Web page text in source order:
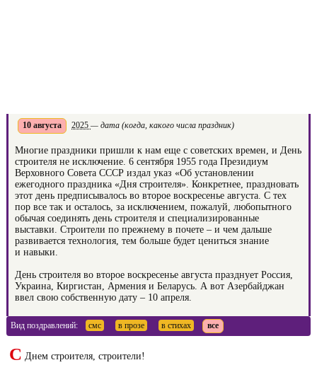
10 августа 2025 — дата (когда, какого числа праздник)
Многие праздники пришли к нам еще с советских времен, и День
строителя не исключение. 6 сентября 1955 года Президиум
Верховного Совета СССР издал указ «Об установлении
ежегодного праздника «Дня строителя». Конкретнее, праздновать
этот день предписывалось во второе воскресенье августа. С тех
пор все так и осталось, за исключением, пожалуй, любопытного
обычая соединять день строителя и специализированные
выставки. Строители по прежнему в почете – и чем дальше
развивается технология, тем больше будет цениться знание
и навыки.
День строителя во второе воскресенье августа празднует Россия,
Украина, Киргистан, Армения и Беларусь. А вот Азербайджан
ввел свою собственную дату – 10 апреля.
Вид поздравлений: смс в прозе в стихах все
С Днем строителя, строители!